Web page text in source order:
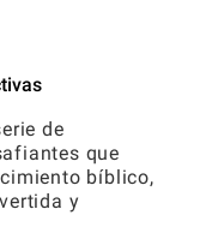
de
que
bíblico,
y